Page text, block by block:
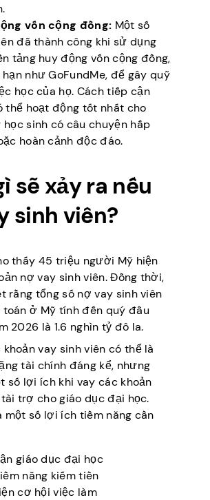
vốn cộng đồng: Một số
đã thành công khi sử dụng
tảng huy động vốn cộng đồng,
như GoFundMe, để gây quỹ
học của họ. Cách tiếp cận
thể hoạt động tốt nhất cho
học sinh có câu chuyện hấp
hoàn cảnh độc đáo.
sẽ xảy ra nếu
sinh viên?
thấy 45 triệu người Mỹ hiện
nợ vay sinh viên. Đồng thời,
rằng tổng số nợ vay sinh viên
ở Mỹ tính đến quý đầu
2026 là 1.6 nghìn tỷ đô la.
vay sinh viên có thể là
tài chính đáng kể, nhưng
số lợi ích khi vay các khoản
trợ cho giáo dục đại học.
một số lợi ích tiềm năng cần
giáo dục đại học
năng kiếm tiền
cơ hội việc làm